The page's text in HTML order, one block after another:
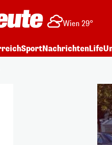
Wien 29°
SportNachrichtenLife